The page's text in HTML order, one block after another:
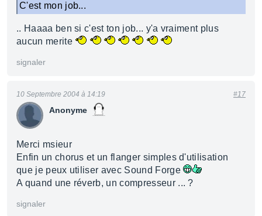
C'est mon job...
.. Haaaa ben si c'est ton job... y'a vraiment plus
aucun merite
signaler
Anonyme
10 Septembre 2004 à 14:19 #17
Merci msieur
Enfin un chorus et un flanger simples d'utilisation
que je peux utiliser avec Sound Forge
A quand une réverb, un compresseur ... ?
signaler